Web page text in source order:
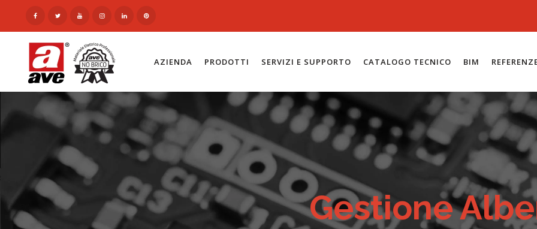
AZIENDA PRODOTTI SERVIZI E SUPPORTO CATALOGO TECNICO BIM
Gestione